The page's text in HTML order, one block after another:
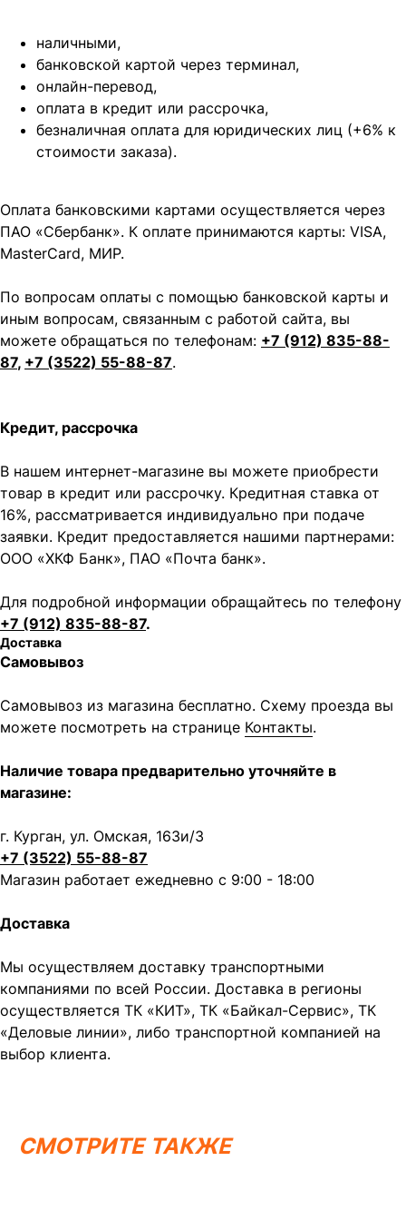
наличными,
банковской картой через терминал,
онлайн-перевод,
оплата в кредит или рассрочка,
безналичная оплата для юридических лиц (+6% к
стоимости заказа).
Оплата банковскими картами осуществляется через
ПАО «Сбербанк». К оплате принимаются карты: VISA,
MasterCard, МИР.
По вопросам оплаты с помощью банковской карты и
иным вопросам, связанным с работой сайта, вы
можете обращаться по телефонам: +7 (912) 835-88-
87, +7 (3522) 55-88-87.
Кредит, рассрочка
В нашем интернет-магазине вы можете приобрести
товар в кредит или рассрочку. Кредитная ставка от
16%, рассматривается индивидуально при подаче
заявки. Кредит предоставляется нашими партнерами:
ООО «ХКФ Банк», ПАО «Почта банк».
Для подробной информации обращайтесь по телефону
+7 (912) 835-88-87.
Доставка
Самовывоз
Самовывоз из магазина бесплатно. Схему проезда вы
можете посмотреть на странице Контакты.
Наличие товара предварительно уточняйте в
магазине:
г. Курган, ул. Омская, 163и/3
+7 (3522) 55-88-87
Магазин работает ежедневно с 9:00 - 18:00
Доставка
Мы осуществляем доставку транспортными
компаниями по всей России. Доставка в регионы
осуществляется ТК «КИТ», ТК «Байкал-Сервис», ТК
«Деловые линии», либо транспортной компанией на
выбор клиента.
СМОТРИТЕ ТАКЖЕ
Написать в MAX